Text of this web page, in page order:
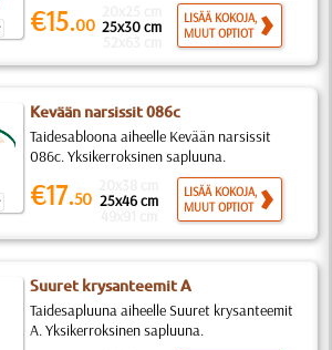
€15.00 25x30 cm
LISÄÄ KOKOJA,
MUUT OPTIOT
Kevään narsissit 086c
Taidesabloona aiheelle Kevään narsissit
086c. Yksikerroksinen sapluuna.
€17.50 25x46 cm
LISÄÄ KOKOJA,
MUUT OPTIOT
Suuret krysanteemit A
Taidesapluuna aiheelle Suuret krysanteemit
A. Yksikerroksinen sapluuna.